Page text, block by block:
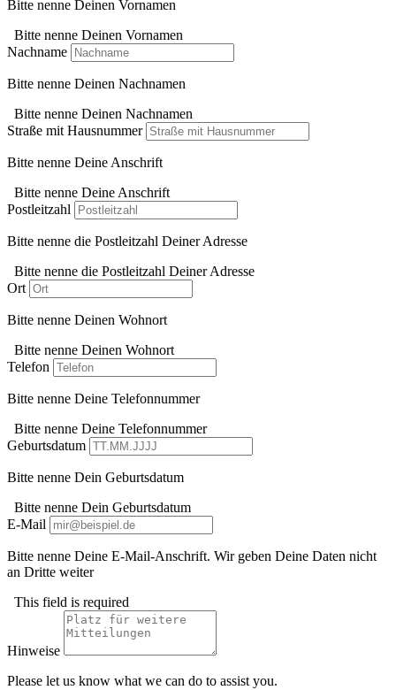
Bitte nenne Deinen Vornamen
Bitte nenne Deinen Vornamen
Nachname
Bitte nenne Deinen Nachnamen
Bitte nenne Deinen Nachnamen
Straße mit Hausnummer
Bitte nenne Deine Anschrift
Bitte nenne Deine Anschrift
Postleitzahl
Bitte nenne die Postleitzahl Deiner Adresse
Bitte nenne die Postleitzahl Deiner Adresse
Ort
Bitte nenne Deinen Wohnort
Bitte nenne Deinen Wohnort
Telefon
Bitte nenne Deine Telefonnummer
Bitte nenne Deine Telefonnummer
Geburtsdatum
Bitte nenne Dein Geburtsdatum
Bitte nenne Dein Geburtsdatum
E-Mail
Bitte nenne Deine E-Mail-Anschrift. Wir geben Deine Daten nicht
an Dritte weiter
This field is required
Hinweise
Please let us know what we can do to assist you.